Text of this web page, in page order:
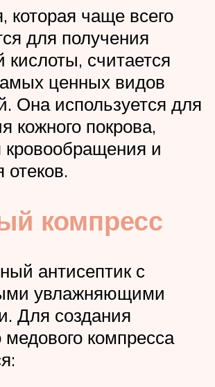
которая чаще всего
для получения
кислоты, считается
ценных видов
Она используется для
кожного покрова,
и
отеков.
компресс
антисептик с
увлажняющими
Для создания
компресса